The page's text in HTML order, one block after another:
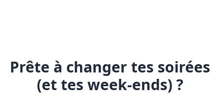
Prête à changer tes soirées
(et tes week-ends) ?